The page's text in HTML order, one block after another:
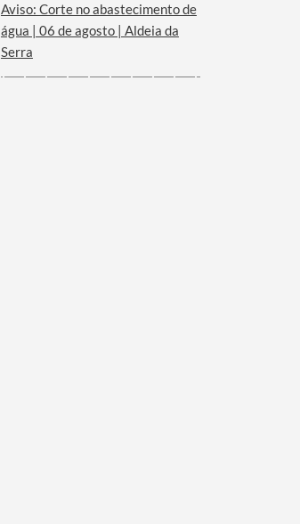
Aviso: Corte no abastecimento de
água | 06 de agosto | Aldeia da
Serra